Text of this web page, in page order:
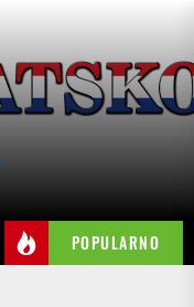
POPULARNO